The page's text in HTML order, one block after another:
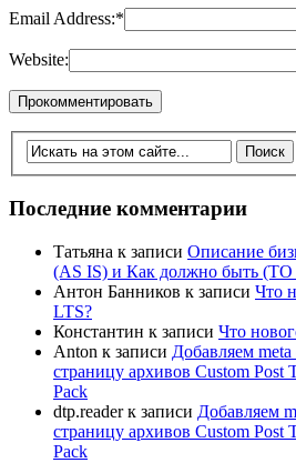
Email Address:*
Website:
Последние комментарии
Татьяна к записи Описание
(AS IS) и Как должно быть
Антон Банников к записи Что
LTS?
Константин к записи Что
Anton к записи Добавляем
страницу архивов Custom Post
Pack
dtp.readerк записи Добавляем
страницу архивов Custom Post
Pack